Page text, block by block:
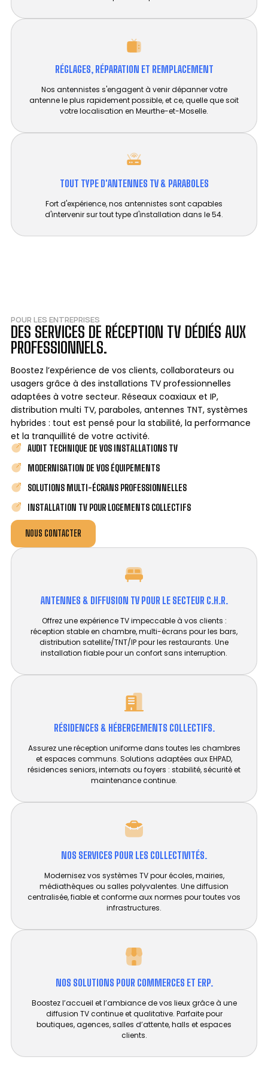
RÉGLAGES, RÉPARATION ET REMPLACEMENT​
Nos antennistes s'engagent à venir dépanner votre
antenne le plus rapidement possible, et ce, quelle que soit
votre localisation en Meurthe-et-Moselle.
TOUT TYPE D'ANTENNES TV & PARABOLES
Fort d'expérience, nos antennistes sont capables
d'intervenir sur tout type d'installation dans le 54.
POUR LES ENTREPRISES
DES SERVICES DE RÉCEPTION TV DÉDIÉS AUX
PROFESSIONNELS.
Boostez l’expérience de vos clients, collaborateurs ou
usagers grâce à des installations TV professionnelles
adaptées à votre secteur. Réseaux coaxiaux et IP,
distribution multi TV, paraboles, antennes TNT, systèmes
hybrides : tout est pensé pour la stabilité, la performance
et la tranquillité de votre activité.
AUDIT TECHNIQUE DE VOS INSTALLATIONS TV
MODERNISATION DE VOS ÉQUIPEMENTS
SOLUTIONS MULTI-ÉCRANS PROFESSIONNELLES
INSTALLATION TV POUR LOGEMENTS COLLECTIFS
NOUS CONTACTER
ANTENNES & DIFFUSION TV POUR LE SECTEUR C.H.R.
Offrez une expérience TV impeccable à vos clients :
réception stable en chambre, multi-écrans pour les bars,
distribution satellite/TNT/IP pour les restaurants. Une
installation fiable pour un confort sans interruption.
RÉSIDENCES & HÉBERGEMENTS COLLECTIFS.
Assurez une réception uniforme dans toutes les chambres
et espaces communs. Solutions adaptées aux EHPAD,
résidences seniors, internats ou foyers : stabilité, sécurité et
maintenance continue.
NOS SERVICES POUR LES COLLECTIVITÉS.
Modernisez vos systèmes TV pour écoles, mairies,
médiathèques ou salles polyvalentes. Une diffusion
centralisée, fiable et conforme aux normes pour toutes vos
infrastructures.
NOS SOLUTIONS POUR COMMERCES ET ERP.
Boostez l’accueil et l’ambiance de vos lieux grâce à une
diffusion TV continue et qualitative. Parfaite pour
boutiques, agences, salles d’attente, halls et espaces
clients.